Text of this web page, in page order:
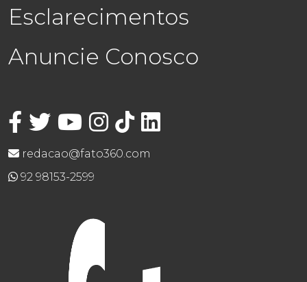
Esclarecimentos
Anuncie Conosco
redacao@fato360.com
92 98153-2599